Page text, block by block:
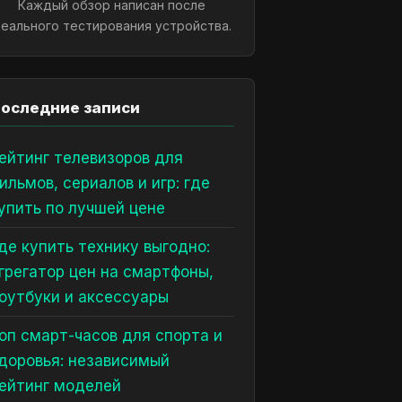
Каждый обзор написан после
тестирования устройства.
записи
телевизоров для
сериалов и игр: где
по лучшей цене
купить технику выгодно:
цен на смартфоны,
и аксессуары
смарт-часов для спорта и
независимый
моделей